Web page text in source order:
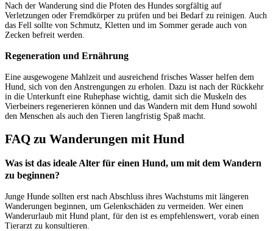
Nach der Wanderung sind die Pfoten des Hundes sorgfältig auf
Verletzungen oder Fremdkörper zu prüfen und bei Bedarf zu reinigen. Auch
das Fell sollte von Schmutz, Kletten und im Sommer gerade auch von
Zecken befreit werden.
Regeneration und Ernährung
Eine ausgewogene Mahlzeit und ausreichend frisches Wasser helfen dem
Hund, sich von den Anstrengungen zu erholen. Dazu ist nach der Rückkehr
in die Unterkunft eine Ruhephase wichtig, damit sich die Muskeln des
Vierbeiners regenerieren können und das Wandern mit dem Hund sowohl
den Menschen als auch den Tieren langfristig Spaß macht.
FAQ zu Wanderungen mit Hund
Was ist das ideale Alter für einen Hund, um mit dem Wandern
zu beginnen?
Junge Hunde sollten erst nach Abschluss ihres Wachstums mit längeren
Wanderungen beginnen, um Gelenkschäden zu vermeiden. Wer einen
Wanderurlaub mit Hund plant, für den ist es empfehlenswert, vorab einen
Tierarzt zu konsultieren.